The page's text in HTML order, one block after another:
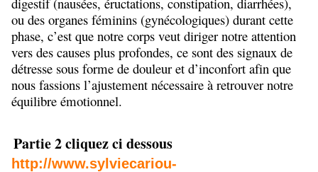
ou des organes féminins (gynécologiques) durant cette
phase, c’est que notre corps veut diriger notre attention
vers des causes plus profondes, ce sont des signaux de
détresse sous forme de douleur et d’inconfort afin que
nous fassions l’ajustement nécessaire à retrouver notre
équilibre émotionnel.
Partie 2 cliquez ci dessous
http://www.sylviecariou-